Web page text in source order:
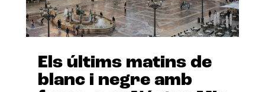
Els últims matins de
blanc i negre amb